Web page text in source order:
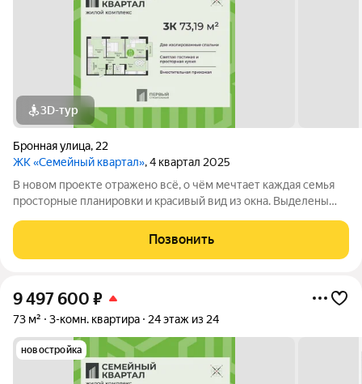
3D-тур
Бронная улица, 22
ЖК «Семейный квартал», 4 квартал 2025
В новом проекте отражено всё, о чём мечтает каждая семья
просторные планировки и красивый вид из окна. Выделены
уютная придомовая территория, где каждому найдётся место,
а также приятная
Позвонить
9 497 600 ₽
73 м² 3-комн. квартира 24 этаж из 24
новостройка